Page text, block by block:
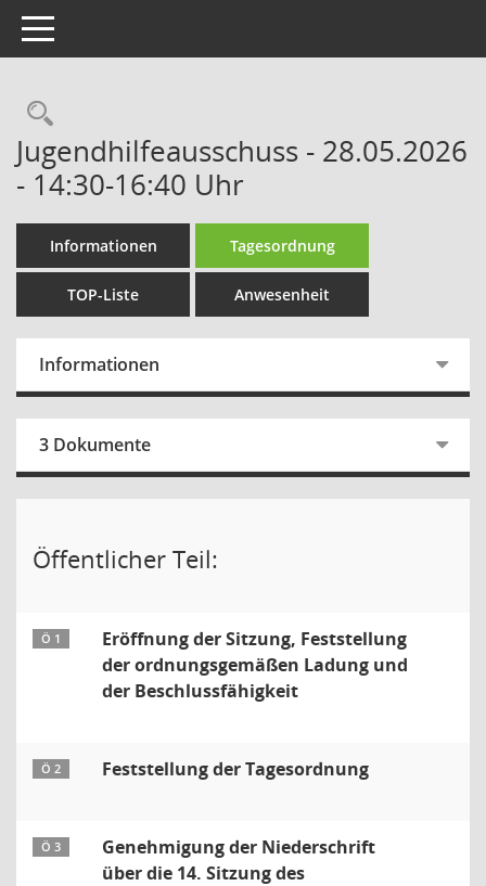
Toggle navigation
Rechercheauswahl
Jugendhilfeausschuss - 28.05.2026
- 14:30-16:40 Uhr
Informationen Tagesordnung
TOP-Liste Anwesenheit
Informationen
3 Dokumente
Öffentlicher Teil:
Ö 1
Eröffnung der Sitzung, Feststellung
der ordnungsgemäßen Ladung und
der Beschlussfähigkeit
Ö 2 Feststellung der Tagesordnung
Ö 3
Genehmigung der Niederschrift
über die 14. Sitzung des